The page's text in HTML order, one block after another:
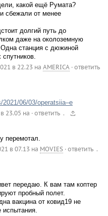
какой ещё Румата?
сбежали от менее
долгий путь до
даже на околоземную
станция с дюжиной
в 22.23 на AMERICA · ответить
06/03/operatsiia–e
23.05 на · ответить .
перемотал.
в 07.13 на MOVIES · ответить .
передаю. К вам там коптер
пробный полет.
вакцина от ковид19 не
испытания.